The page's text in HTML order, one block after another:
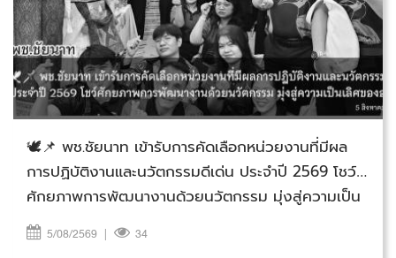
วันพุธที่ 5 สิงหาคม 2569
🕊️📌 พช.ชัยนาท เข้ารับการคัดเลือกหน่วยงานที่มีผล
การปฏิบัติงานและนวัตกรรมดีเด่น ประจำปี 2569 โชว์
ศักยภาพการพัฒนางานด้วยนวัตกรรม มุ่งสู่ความเป็น
เลิศขององค์กร พร้อมขับเคลื่อนการใช้ประโยชน์ระบบ
CDD AI ผ่านแพล็ตฟอร์ม C4N+
5/08/2569 | 34